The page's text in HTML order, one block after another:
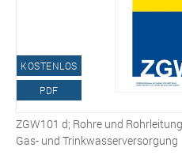
KOSTENLOS
PDF
ZGW101 d; Rohre und
Gas- und Trinkwasserversorgung